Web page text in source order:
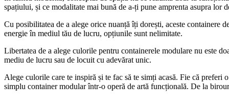
spațiului, și ce modalitate mai bună de a-ți pune amprenta asupra lor
Cu posibilitatea de a alege orice nuanță îți dorești, aceste
energie în mediul tău de lucru, opțiunile sunt nelimitate.
Libertatea de a alege culorile pentru containerele modulare nu este
mediu de lucru sau de locuit cu adevărat unic.
Alege culorile care te inspiră și te fac să te simți acasă. Fie că preferi
simplu container modular într-o operă de artă funcțională. De la